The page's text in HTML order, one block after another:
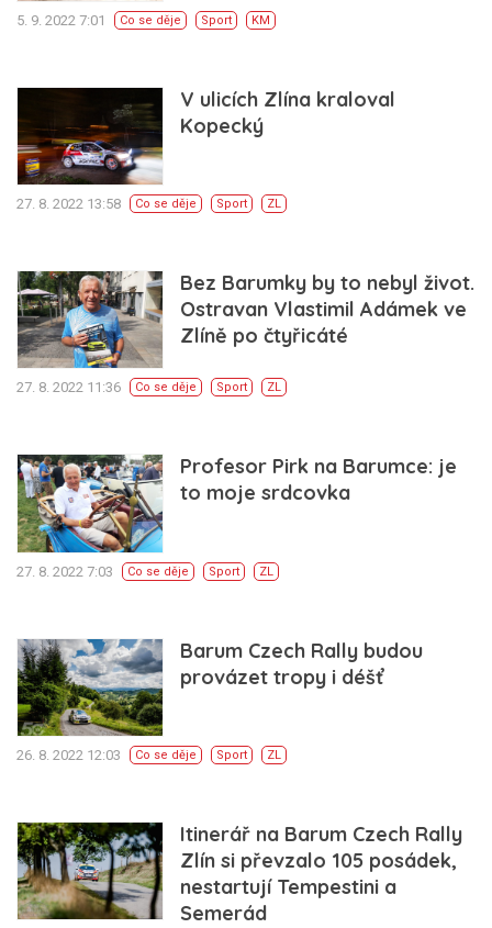
5. 9. 2022 7:01 Co se děje Sport KM
V ulicích Zlína kraloval
Kopecký
27. 8. 2022 13:58 Co se děje Sport ZL
Bez Barumky by to nebyl život.
Ostravan Vlastimil Adámek ve
Zlíně po čtyřicáté
27. 8. 2022 11:36 Co se děje Sport ZL
Profesor Pirk na Barumce: je
to moje srdcovka
27. 8. 2022 7:03 Co se děje Sport ZL
Barum Czech Rally budou
provázet tropy i déšť
26. 8. 2022 12:03 Co se děje Sport ZL
Itinerář na Barum Czech Rally
Zlín si převzalo 105 posádek,
nestartují Tempestini a
Semerád